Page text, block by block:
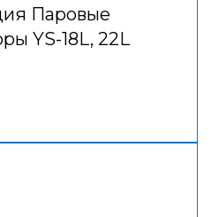
Паровые
YS-18L, 22L